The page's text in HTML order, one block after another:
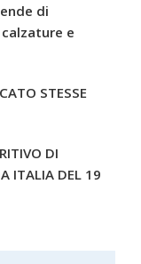
di
e
STESSE
DI
ITALIA DEL 19